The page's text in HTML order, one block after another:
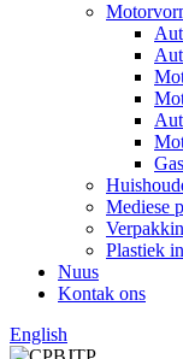
Mediese
Plastiek
Nuus
Kontak ons
English